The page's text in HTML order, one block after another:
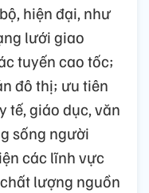
hiện đại, như
lưới giao
tuyến cao tốc;
đô thị; ưu tiên
tế, giáo dục, văn
sống người
các lĩnh vực
lượng nguồn